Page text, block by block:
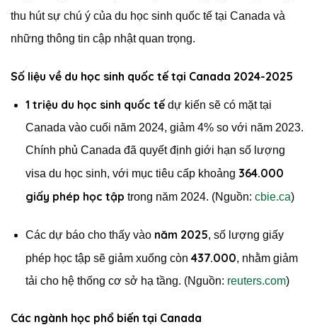
thu hút sự chú ý của du học sinh quốc tế tại Canada và
những thông tin cập nhật quan trọng.
Số liệu về du học sinh quốc tế tại Canada 2024-2025
1 triệu du học sinh quốc tếdự kiến sẽ có mặt tại
Canada vào cuối năm 2024, giảm 4% so với năm 2023.
Chính phủ Canada đã quyết định giới hạn số lượng
visa du học sinh, với mục tiêu cấp khoảng 364.000
giấy phép học tập trong năm 2024. (Nguồn: cbie.ca)
Các dự báo cho thấy vào năm 2025, số lượng giấy
phép học tập sẽ giảm xuống còn 437.000, nhằm giảm
tải cho hệ thống cơ sở hạ tầng. (Nguồn: reuters.com)
Các ngành học phổ biến tại Canada